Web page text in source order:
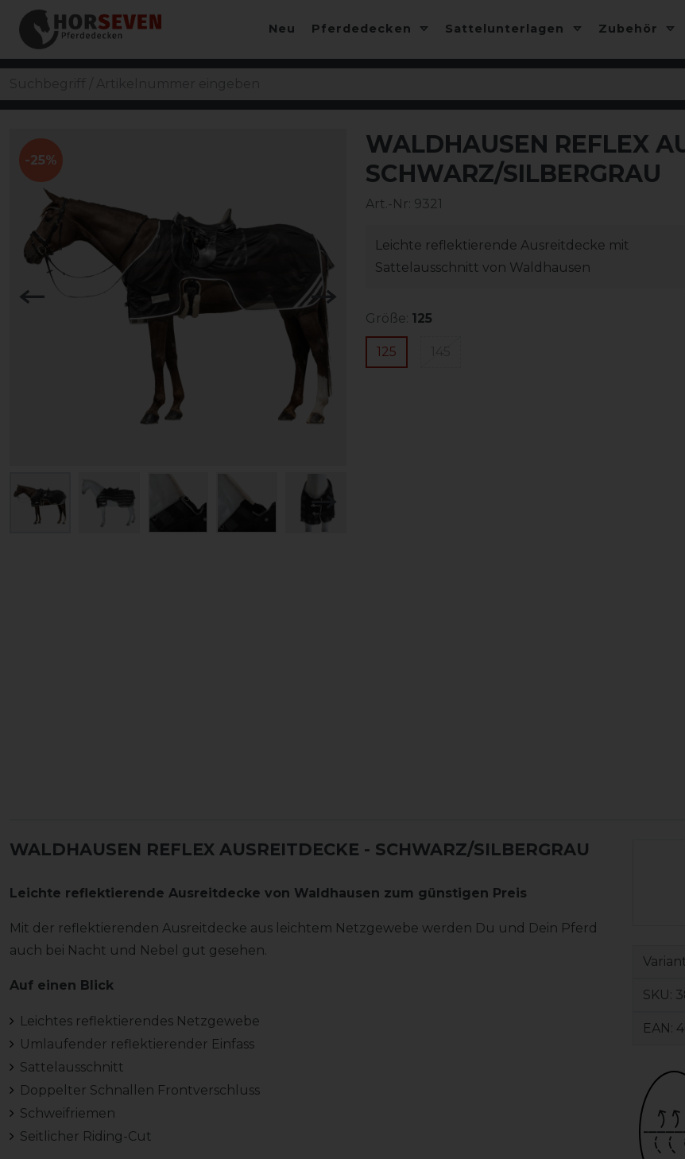
Neu Pferdedecken Sattelunterlagen Zubehör
-25%
WALDHAUSEN REFLEX
SCHWARZ/SILBERGRAU
Art.-Nr: 9321
Leichte reflektierende Ausreitdecke mit
Sattelausschnitt von Waldhausen
Größe: 125
125
WALDHAUSEN REFLEX AUSREITDECKE - SCHWARZ/SILBERGRAU
Leichte reflektierende Ausreitdecke von Waldhausen zum günstigen Preis
Mit der reflektierenden Ausreitdecke aus leichtem Netzgewebe werden Du und Dein Pferd
auch bei Nacht und Nebel gut gesehen.
Auf einen Blick
Leichtes reflektierendes Netzgewebe
Umlaufender reflektierender Einfass
Sattelausschnitt
Doppelter Schnallen Frontverschluss
Schweifriemen
Seitlicher Riding-Cut
SKU:
EAN: